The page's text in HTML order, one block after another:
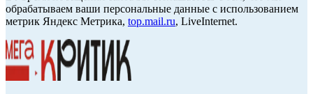
обрабатываем ваши персональные данные с использованием
метрик Яндекс Метрика, top.mail.ru, LiveInternet.